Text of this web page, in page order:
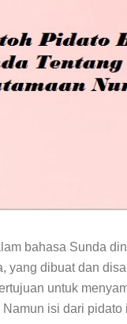
bahasa Sunda
yang dibuat dan
untuk
isi dari pidato